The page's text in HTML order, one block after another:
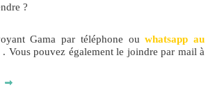
?
Gama par téléphone ouwhatsapp au
. Vous pouvez également le joindre par mail à